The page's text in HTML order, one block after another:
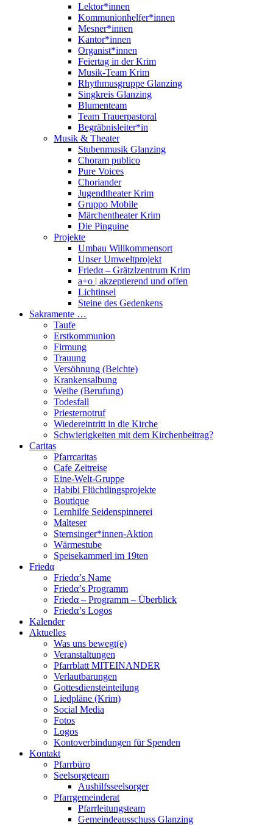
Lektor*innen
Kommunionhelfer*innen
Mesner*innen
Kantor*innen
Organist*innen
Feiertag in der Krim
Musik-Team Krim
Rhythmusgruppe Glanzing
Singkreis Glanzing
Blumenteam
Team Trauerpastoral
Begräbnisleiter*in
Musik & Theater
Stubenmusik Glanzing
Choram publico
Pure Voices
Choriander
Jugendtheater Krim
Gruppo Mobile
Märchentheater Krim
Die Pinguine
Projekte
Umbau Willkommensort
Unser Umweltprojekt
Friedα – Grätzlzentrum Krim
a+o | akzeptierend und offen
Lichtinsel
Steine des Gedenkens
Sakramente …
Taufe
Erstkommunion
Firmung
Trauung
Versöhnung (Beichte)
Krankensalbung
Weihe (Berufung)
Todesfall
Priesternotruf
Wiedereintritt in die Kirche
Schwierigkeiten mit dem Kirchenbeitrag?
Caritas
Pfarrcaritas
Cafe Zeitreise
Eine-Welt-Gruppe
Habibi Flüchtlingsprojekte
Boutique
Lernhilfe Seidenspinnerei
Malteser
Sternsinger*innen-Aktion
Wärmestube
Speisekammerl im 19ten
Friedα
Friedα’s Name
Friedα’s Programm
Friedα – Programm – Überblick
Friedα’s Logos
Kalender
Aktuelles
Was uns bewegt(e)
Veranstaltungen
Pfarrblatt MITEINANDER
Verlautbarungen
Gottesdiensteinteilung
Liedpläne (Krim)
Social Media
Fotos
Logos
Kontoverbindungen für Spenden
Kontakt
Pfarrbüro
Seelsorgeteam
Aushilfsseelsorger
Pfarrgemeinderat
Pfarrleitungsteam
Gemeindeausschuss Glanzing